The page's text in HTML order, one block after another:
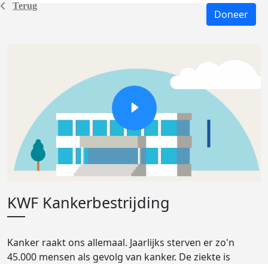
Terug
Doneer
KWF Kankerbestrijding
Kanker raakt ons allemaal. Jaarlijks sterven er zo'n
45.000 mensen als gevolg van kanker. De ziekte is